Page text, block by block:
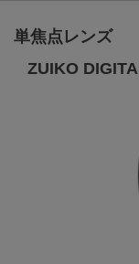
単焦点レンズ
ZUIKO